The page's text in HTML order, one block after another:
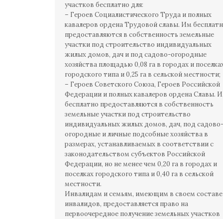
участков бесплатно для:
– Героев Социалистического Труда и полных
кавалеров ордена Трудовой славы. Им
предоставляются в собственность земельные
участки под строительство индивидуальных
жилых домов, дач и под садово-огородные
хозяйства площадью 0,08 га в городах и
городского типа и 0,25 га в сельской местности;
– Героев Советского Союза, Героев Российской
Федерации и полных кавалеров ордена Славы.
бесплатно предоставляются в собственность
земельные участки под строительство
индивидуальных жилых домов, дач, под садово-
огородные и личные подсобные хозяйства в
размерах, устанавливаемых в соответствии с
законодательством субъектов Российской
Федерации, но не менее чем 0,20 га в городах и
поселках городского типа и 0,40 га в сельской
местности.
Инвалидам и семьям, имеющим в своем составе
инвалидов, предоставляется право на
первоочередное получение земельных участков